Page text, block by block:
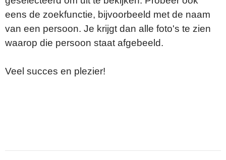
eens de zoekfunctie, bijvoorbeeld met de naam
van een persoon. Je krijgt dan alle foto's te zien
waarop die persoon staat afgebeeld.
Veel succes en plezier!